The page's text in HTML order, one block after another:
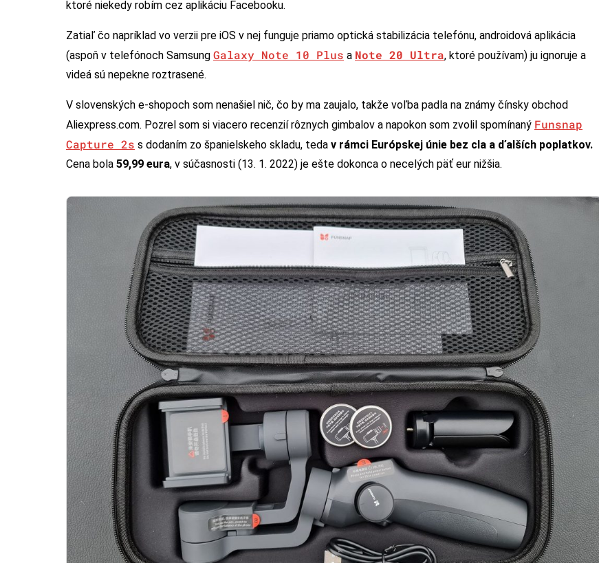
ktoré niekedy robím cez aplikáciu Facebooku.
Zatiaľ čo napríklad vo verzii pre iOS v nej funguje priamo optická stabilizácia telefónu, androidová aplikácia
(aspoň v telefónoch Samsung Galaxy Note 10 Plus a Note 20 Ultra, ktoré používam) ju ignoruje a
videá sú nepekne roztrasené.
V slovenských e-shopoch som nenašiel nič, čo by ma zaujalo, takže voľba padla na známy čínsky obchod
Aliexpress.com. Pozrel som si viacero recenzií rôznych gimbalov a napokon som zvolil spomínaný Funsnap
Capture 2s s dodaním zo španielskeho skladu, teda v rámci Európskej únie bez cla a ďalších poplatkov.
Cena bola 59,99 eura, v súčasnosti (13. 1. 2022) je ešte dokonca o necelých päť eur nižšia.